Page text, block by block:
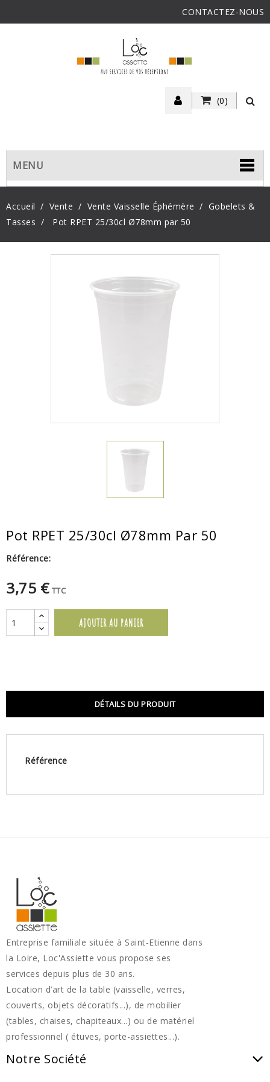
CONTACTEZ-NOUS
(0)
MENU
Accueil Vente Vente Vaisselle Éphémère
Gobelets &
Tasses
Pot RPET 25/30cl Ø78mm par 50
Pot RPET 25/30cl Ø78mm Par 50
Référence:
3,75 € TTC
AJOUTER AU PANIER
DÉTAILS DU PRODUIT
Référence
Entreprise familiale située à Saint-Etienne dans
la Loire, Loc'Assiette vous propose ses
services depuis plus de 30 ans.
Location d’art de la table (vaisselle, verres,
couverts, objets décoratifs...), de mobilier
(tables, chaises, chapiteaux...) ou de matériel
professionnel ( étuves, porte-assiettes...).
Notre Société